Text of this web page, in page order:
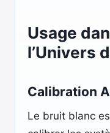
Usage
l’Univers
Calibration
Le bruit blanc